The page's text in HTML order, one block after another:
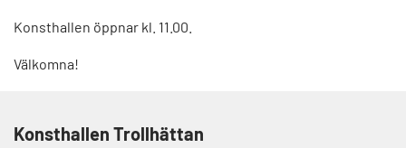
Konsthallen öppnar kl. 11.00.
Välkomna!
Konsthallen Trollhättan